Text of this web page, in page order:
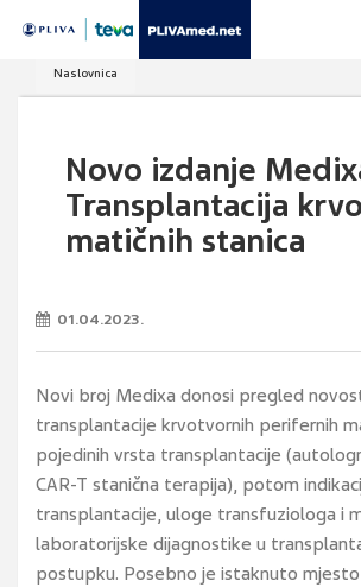
Naslovnica
Novo izdanje
Transplantacija
matičnih stanica
01.04.2023.
Novi broj Medixa donosi pregled
transplantacije krvotvornih perifernih
pojedinih vrsta transplantacije
CAR-T stanična terapija), potom
transplantacije, uloge transfuziologa i
laboratorijske dijagnostike u
postupku. Posebno je istaknuto